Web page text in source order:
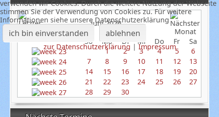
Juni 2026
So
Mo Di Mi Do Fr
Sa
1
2 3 4 5
6
7
8 9 10 11 12
13
14
15 16 17 18 19
20
21
22 23 24 25 26
27
28
29 30
verwenden wir Cookies. Durch die weitere Nutzung der Webseite
stimmen Sie der Verwendung von Cookies zu. Für weitere
Informationen siehe unsere Datenschutzerklärung
ich bin einverstanden ablehnen
zur Datenschutzerklärung |Impressum